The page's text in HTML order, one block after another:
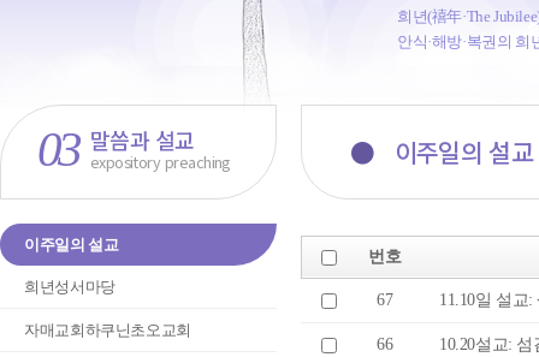
희년(禧年·The
안식·해방·복권의
03 말씀과 설교
expository preaching
이주일의 설교
희년성서마당
자매교회하쿠닌초오교회
● 이주일의 설교
번호
67 11.10일 설교:
66 10.20설교: 섬